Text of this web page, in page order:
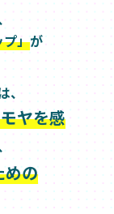
プ」が
、
ヤを感
めの